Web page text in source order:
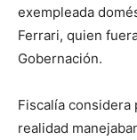
exempleada
Ferrari, quien
Gobernación.
Fiscalía considera
realidad